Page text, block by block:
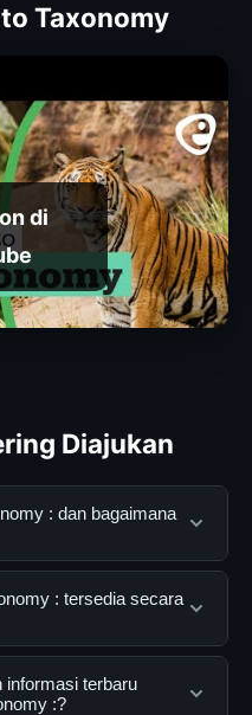
Taxonomy
di
Diajukan
: dan bagaimana
layanan digital
pengguna
dan terpercaya. Anda
mengunjungi situs
tersedia.
: tersedia secara
: dapat diakses
Tidak ada biaya
informasi terbaru
:?